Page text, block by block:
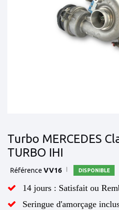
Turbo MERCEDES
TURBO IHI
Référence VV16 DISPONIBLE
14 jours : Satisfait ou
Seringue d'amorçage